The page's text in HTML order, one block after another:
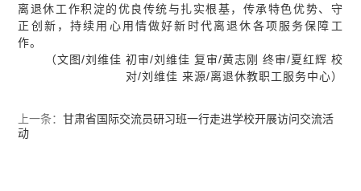
离退休工作积淀的优良传统与扎实根基，传承特色优势、守
正创新，持续用心用情做好新时代离退休各项服务保障工
作。
（文图/刘维佳 初审/刘维佳 复审/黄志刚 终审/夏红辉 校
对/刘维佳 来源/离退休教职工服务中心）
上一条：甘肃省国际交流员研习班一行走进学校开展访问交流活
动